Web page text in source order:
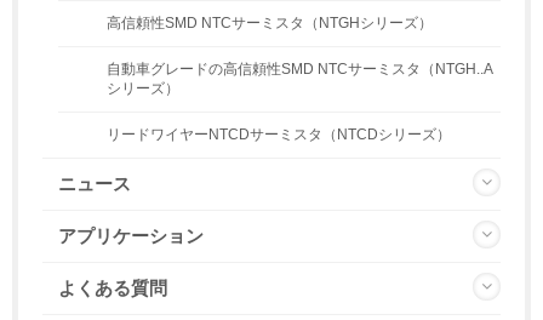
高信頼性SMD NTCサーミスタ（NTGHシリーズ）
自動車グレードの高信頼性SMD NTCサーミスタ（NTGH..A
シリーズ）
リードワイヤーNTCDサーミスタ（NTCDシリーズ）
ニュース
アプリケーション
よくある質問